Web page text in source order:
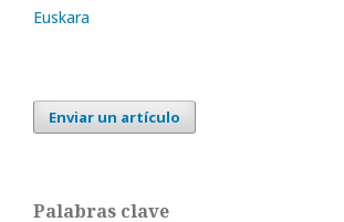
Euskara
Enviar un artículo
Palabras clave